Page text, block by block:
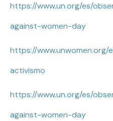
https://www.un.org/es/
against-women-day
https://
activismo
https://www.un.org/es/
against-women-day